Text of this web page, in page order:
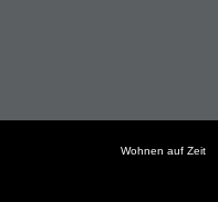
Wohnen auf Zeit